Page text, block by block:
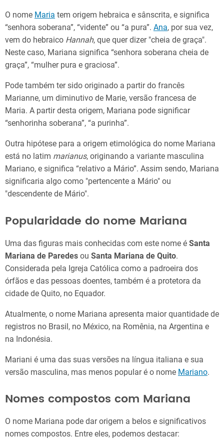
O nome Maria tem origem hebraica e sânscrita, e significa
“senhora soberana”, “vidente” ou “a pura”. Ana, por sua vez,
vem do hebraico Hannah, que quer dizer "cheia de graça".
Neste caso, Mariana significa “senhora soberana cheia de
graça”, “mulher pura e graciosa”.
Pode também ter sido originado a partir do francês
Marianne, um diminutivo de Marie, versão francesa de
Maria. A partir desta origem, Mariana pode significar
“senhorinha soberana”, “a purinha”.
Outra hipótese para a origem etimológica do nome Mariana
está no latim marianus, originando a variante masculina
Mariano, e significa “relativo a Mário”. Assim sendo, Mariana
significaria algo como "pertencente a Mário" ou
"descendente de Mário".
Popularidade do nome Mariana
Uma das figuras mais conhecidas com este nome é Santa
Mariana de Paredes ou Santa Mariana de Quito.
Considerada pela Igreja Católica como a padroeira dos
órfãos e das pessoas doentes, também é a protetora da
cidade de Quito, no Equador.
Atualmente, o nome Mariana apresenta maior quantidade de
registros no Brasil, no México, na Romênia, na Argentina e
na Indonésia.
Mariani é uma das suas versões na língua italiana e sua
versão masculina, mas menos popular é o nome Mariano.
Nomes compostos com Mariana
O nome Mariana pode dar origem a belos e significativos
nomes compostos. Entre eles, podemos destacar: